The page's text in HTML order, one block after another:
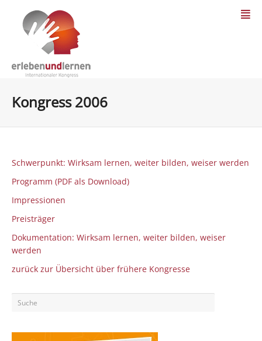
Kongress 2006
Schwerpunkt: Wirksam lernen, weiter bilden, weiser werden
Programm (PDF als Download)
Impressionen
Preisträger
Dokumentation: Wirksam lernen, weiter bilden, weiser
werden
zurück zur Übersicht über frühere Kongresse